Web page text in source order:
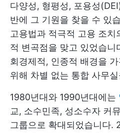
다양성, 형평성, 포용성
반에 그 기원을 찾을 수 있
고용법과 적극적 고용 조치
적 변곡점을 맞고 있었습
회경제적, 인종적 배경을
위해 차별 없는 통합 사무
1980년대와 1990년대에는
교, 소수민족, 성소수자 커
그룹으로 확대되었습니다.